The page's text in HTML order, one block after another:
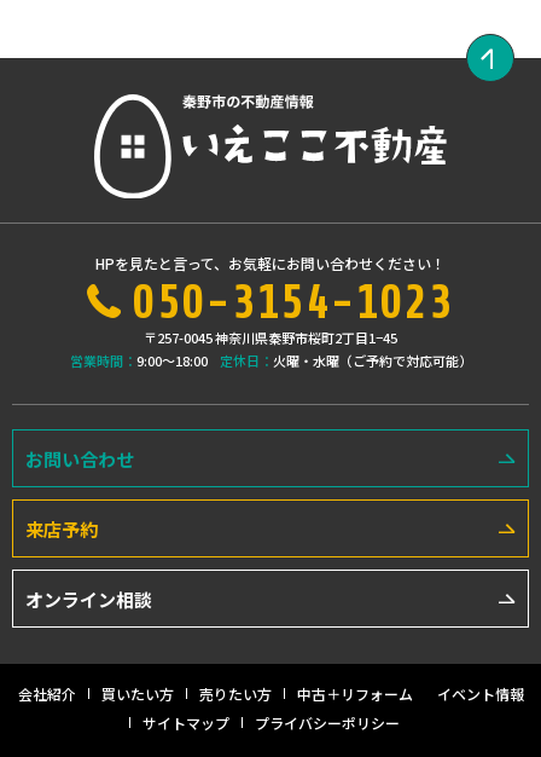
HPを見たと言って、お気軽にお問い合わせください！
050-3154-1023
〒257-0045 神奈川県秦野市桜町2丁目1−45
営業時間： 9:00〜18:00 定休日： 火曜・水曜（ご予約で対応可能）
お問い合わせ
来店予約
オンライン相談
会社紹介 買いたい方 売りたい方 中古＋リフォーム
イベント情報
サイトマップ
プライバシーポリシー